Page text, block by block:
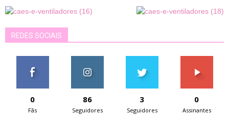
REDES SOCIAIS
0
Fãs
86
Seguidores
3
Seguidores
0
Assinantes